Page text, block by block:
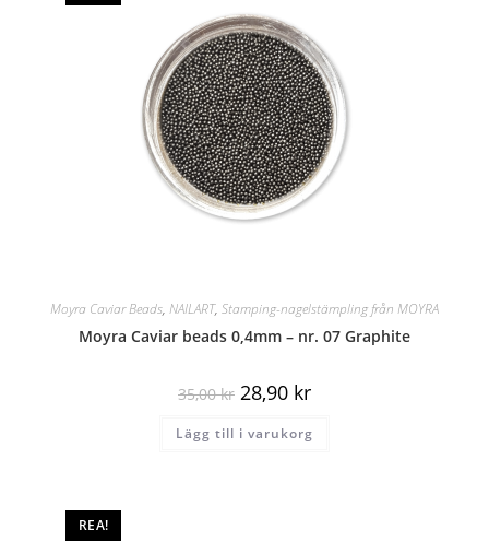
Moyra Caviar Beads, NAILART, Stamping-nagelstämpling från MOYRA
Moyra Caviar beads 0,4mm – nr. 07 Graphite
35,00kr 28,90 kr
Lägg till i varukorg
REA!